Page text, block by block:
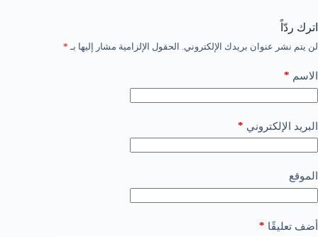
اترك ردّاً
لن يتم نشر عنوان بريدك الإلكتروني. الحقول الإلزامية مشار إليها بـ *
الاسم *
البريد الإلكتروني *
الموقع
أضف تعليقًا *